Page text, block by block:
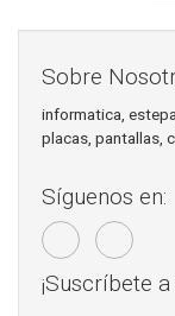
Sobre
informatica,
placas, pantallas,
Síguenos en:
¡Suscríbete